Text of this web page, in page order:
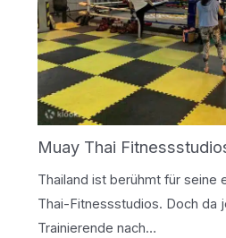
Muay Thai
Thailand ist berühmt für seine
Thai-Fitnessstudios. Doch da
Trainierende nach…